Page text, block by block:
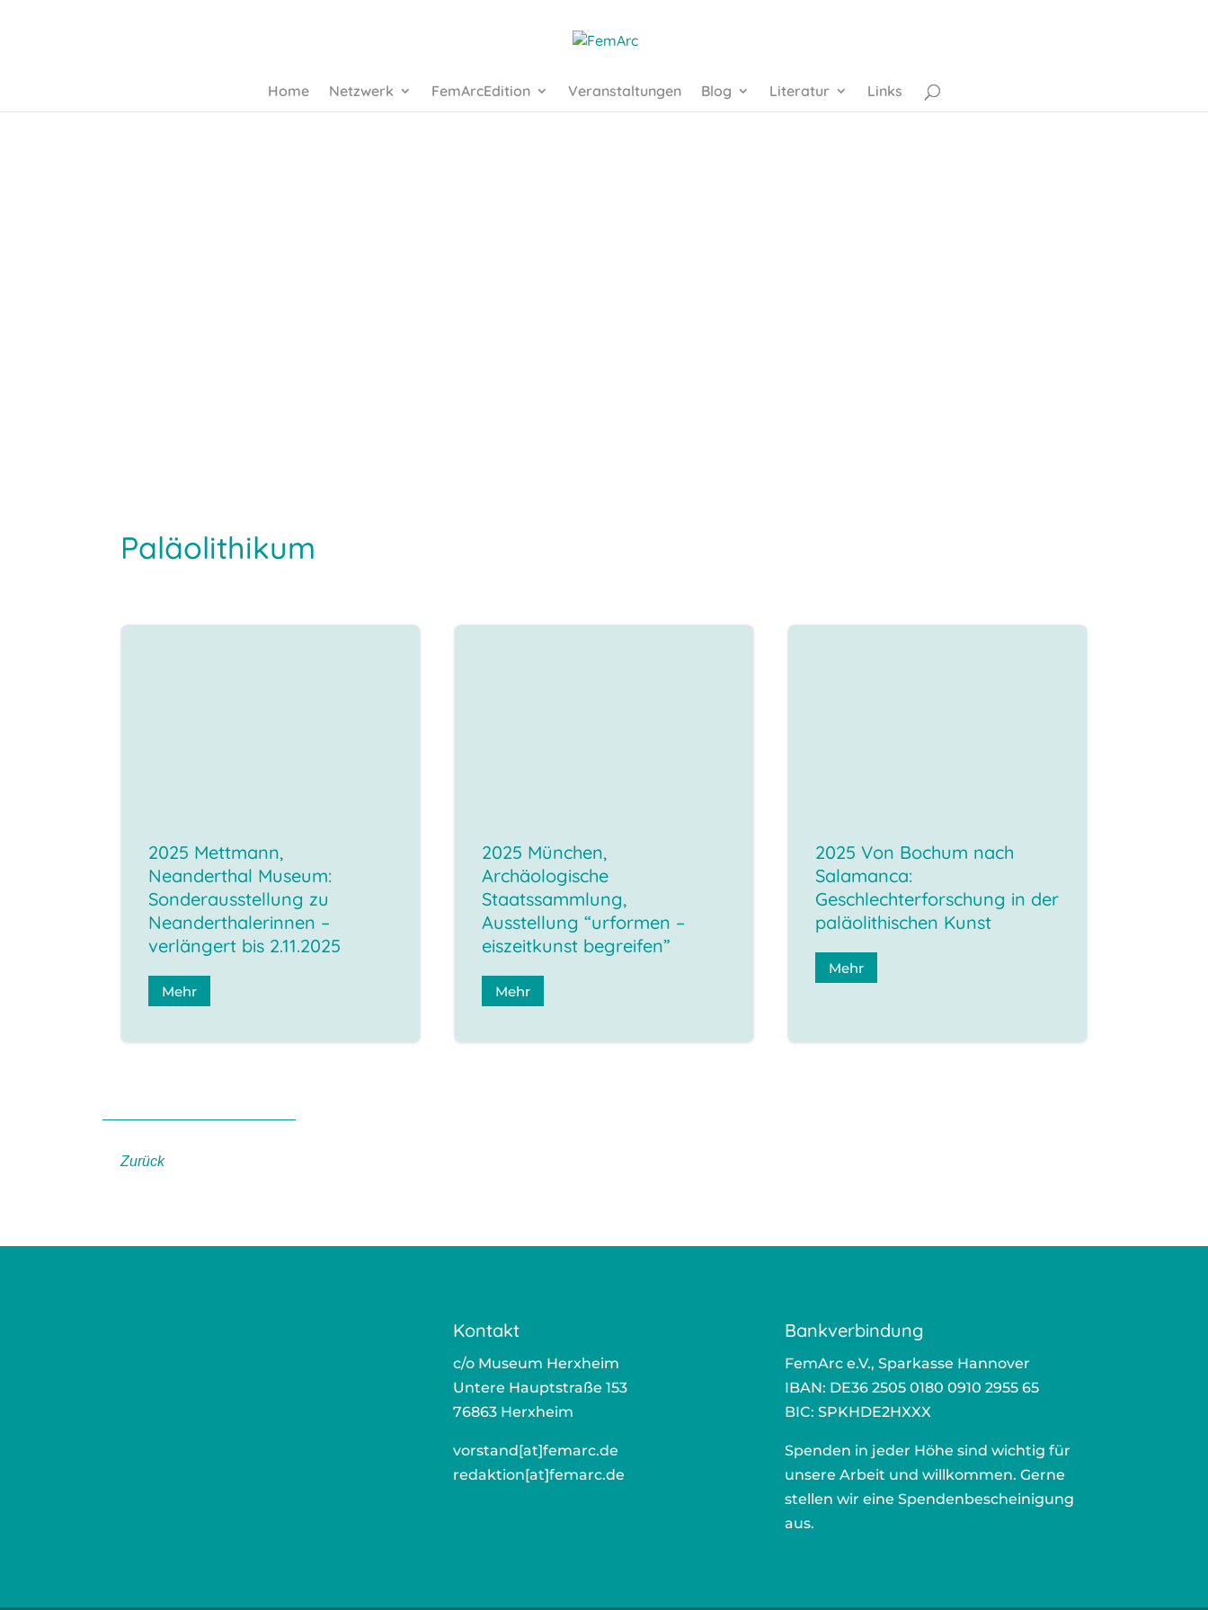
Home Netzwerk FemArcEdition Veranstaltungen Blog Literatur Links
Paläolithikum
2025 Mettmann,
Neanderthal Museum:
Sonderausstellung zu
Neanderthalerinnen –
verlängert bis 2.11.2025
Mehr
2025 München,
Archäologische
Staatssammlung,
Ausstellung “urformen –
eiszeitkunst begreifen”
Mehr
2025 Von Bochum nach
Salamanca:
Geschlechterforschung in der
paläolithischen Kunst
Mehr
Zurück
Kontakt
c/o Museum Herxheim
Untere Hauptstraße 153
76863 Herxheim
vorstand[at]femarc.de
redaktion[at]femarc.de
Bankverbindung
FemArc e.V., Sparkasse Hannover
IBAN: DE36 2505 0180 0910 2955 65
BIC: SPKHDE2HXXX
Spenden in jeder Höhe sind wichtig für
unsere Arbeit und willkommen. Gerne
stellen wir eine Spendenbescheinigung
aus.